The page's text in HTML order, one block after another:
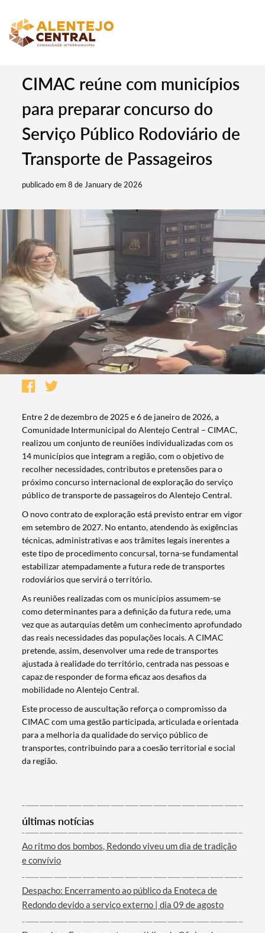
Termo de Pesquisa
Categorias gerais
Filtros
CIMAC reúne com municípios
para preparar concurso do
Serviço Público Rodoviário de
Transporte de Passageiros
publicado em 8 de January de 2026
Entre 2 de dezembro de 2025 e 6 de janeiro de 2026, a
Comunidade Intermunicipal do Alentejo Central – CIMAC,
realizou um conjunto de reuniões individualizadas com os
14 municípios que integram a região, com o objetivo de
recolher necessidades, contributos e pretensões para o
próximo concurso internacional de exploração do serviço
público de transporte de passageiros do Alentejo Central.
O novo contrato de exploração está previsto entrar em vigor
em setembro de 2027. No entanto, atendendo às exigências
técnicas, administrativas e aos trâmites legais inerentes a
este tipo de procedimento concursal, torna-se fundamental
estabilizar atempadamente a futura rede de transportes
rodoviários que servirá o território.
As reuniões realizadas com os municípios assumem-se
como determinantes para a definição da futura rede, uma
vez que as autarquias detêm um conhecimento aprofundado
das reais necessidades das populações locais. A CIMAC
pretende, assim, desenvolver uma rede de transportes
ajustada à realidade do território, centrada nas pessoas e
capaz de responder de forma eficaz aos desafios da
mobilidade no Alentejo Central.
Este processo de auscultação reforça o compromisso da
CIMAC com uma gestão participada, articulada e orientada
para a melhoria da qualidade do serviço público de
transportes, contribuindo para a coesão territorial e social
da região.
últimas notícias
Ao ritmo dos bombos, Redondo viveu um dia de tradição
e convívio
Despacho: Encerramento ao público da Enoteca de
Redondo devido a serviço externo | dia 09 de agosto